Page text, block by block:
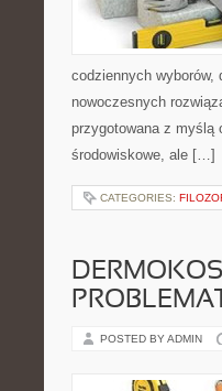
codziennych wyborów,
nowoczesnych
przygotowana z myślą
środowiskowe, ale […]
CATEGORIES:
POSTED BY ADMIN